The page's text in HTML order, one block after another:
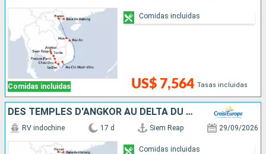
Comidas incluidas US$ 7,564 Tasas incluidas
Comidas incluidas
DES TEMPLES D'ANGKOR AU DELTA DU MÉKONG, LES VILLES IMPÉRIALES, HANOÏ ET LA BAIE D'ALONG
RV indochine 17 d Siem Reap 29/09/2026
Comidas incluidas